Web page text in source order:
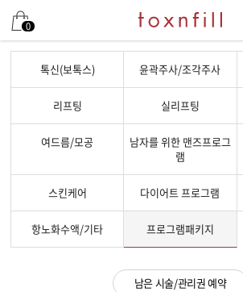
0
톡신(보톡스) 윤곽주사/조각주사
리프팅 실리프팅
여드름/모공
남자를 위한 맨즈프로그
램
스킨케어 다이어트 프로그램
항노화수액/기타 프로그램패키지
남은 시술/관리권 예약
남은 시술/관리권 예약
남은 시술/관리권 종류 선택
색소
제모
여드름/모공
스킨부스터
스킨케어